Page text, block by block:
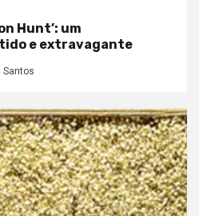
Hunt’: um
e extravagante
Santos